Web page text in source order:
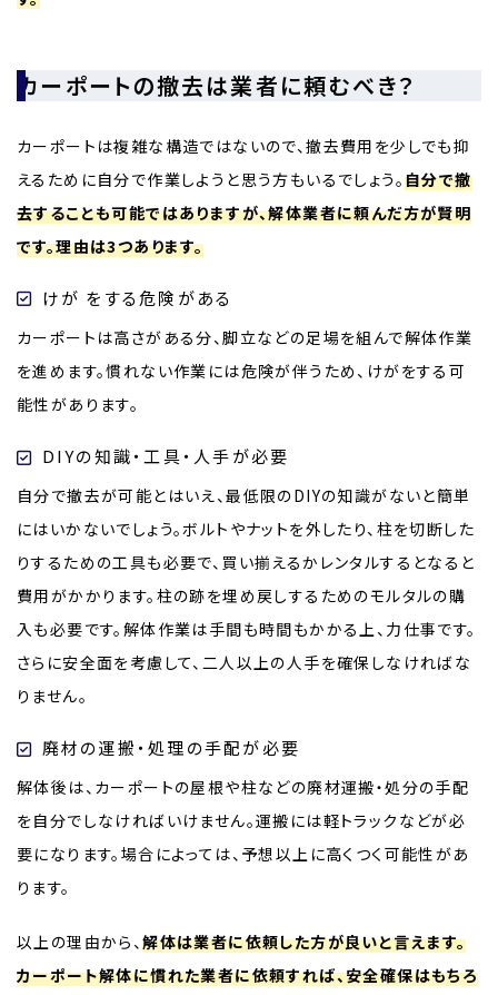
カーポートの撤去は業者に頼むべき？
カーポートは複雑な構造ではないので、撤去費用を少しでも抑
えるために自分で作業しようと思う方もいるでしょう。自分で撤
去することも可能ではありますが、解体業者に頼んだ方が賢明
です。理由は3つあります。
けが をする危険がある
カーポートは高さがある分、脚立などの足場を組んで解体作業
を進めます。慣れない作業には危険が伴うため、けがをする可
能性があります。
DIYの知識・工具・人手が必要
自分で撤去が可能とはいえ、最低限のDIYの知識がないと簡単
にはいかないでしょう。ボルトやナットを外したり、柱を切断した
りするための工具も必要で、買い揃えるかレンタルするとなると
費用がかかります。柱の跡を埋め戻しするためのモルタルの購
入も必要です。解体作業は手間も時間もかかる上、力仕事です。
さらに安全面を考慮して、二人以上の人手を確保しなければな
りません。
廃材の運搬・処理の手配が必要
解体後は、カーポートの屋根や柱などの廃材運搬・処分の手配
を自分でしなければいけません。運搬には軽トラックなどが必
要になります。場合によっては、予想以上に高くつく可能性があ
ります。
以上の理由から、解体は業者に依頼した方が良いと言えます。
カーポート解体に慣れた業者に依頼すれば、安全確保はもちろ